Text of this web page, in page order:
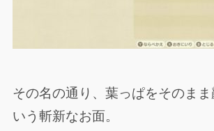
その名の通り、葉っぱをそのまま
いう斬新なお面。